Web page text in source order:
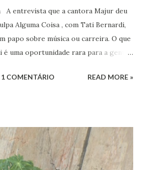
A entrevista que a cantora Majur deu
Alguma Coisa , com Tati Bernardi,
papo sobre música ou carreira. O que
é uma oportunidade rara para a gente
pertencimento e intolerância
o ambiente evangélico não significou
sim se libertar de uma prisão, ela
gente vive: a busca por uma
1 COMENTÁRIO READ MORE »